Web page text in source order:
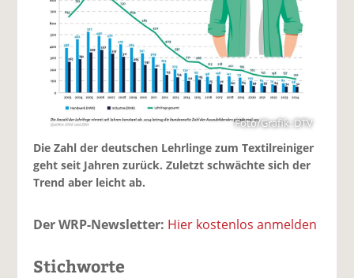
Foto/Grafik: DTV
Die Zahl der deutschen Lehrlinge zum Textilreiniger
geht seit Jahren zurück. Zuletzt schwächte sich der
Trend aber leicht ab.
Der WRP-Newsletter: Hier kostenlos anmelden
Stichworte